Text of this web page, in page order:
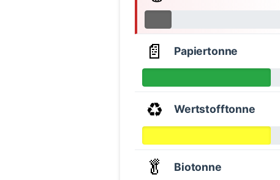
📄 Papiertonne
♻️ Wertstofftonne
🥬 Biotonne